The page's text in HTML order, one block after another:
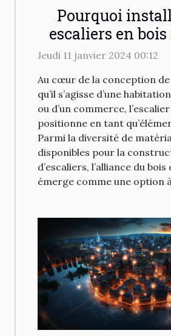
Pourquoi
escaliers en
Jeudi 11 janvier 2024 00:12
Au cœur de la conception
qu’il s’agisse d’une
ou d’un commerce,
positionne en tant
Parmi la diversité de
disponibles pour la
d’escaliers, l’alliance du
émerge comme une option